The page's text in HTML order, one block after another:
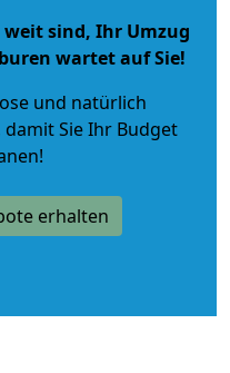
weit sind, Ihr Umzug
wartet auf Sie!
und natürlich
damit Sie Ihr Budget
erhalten